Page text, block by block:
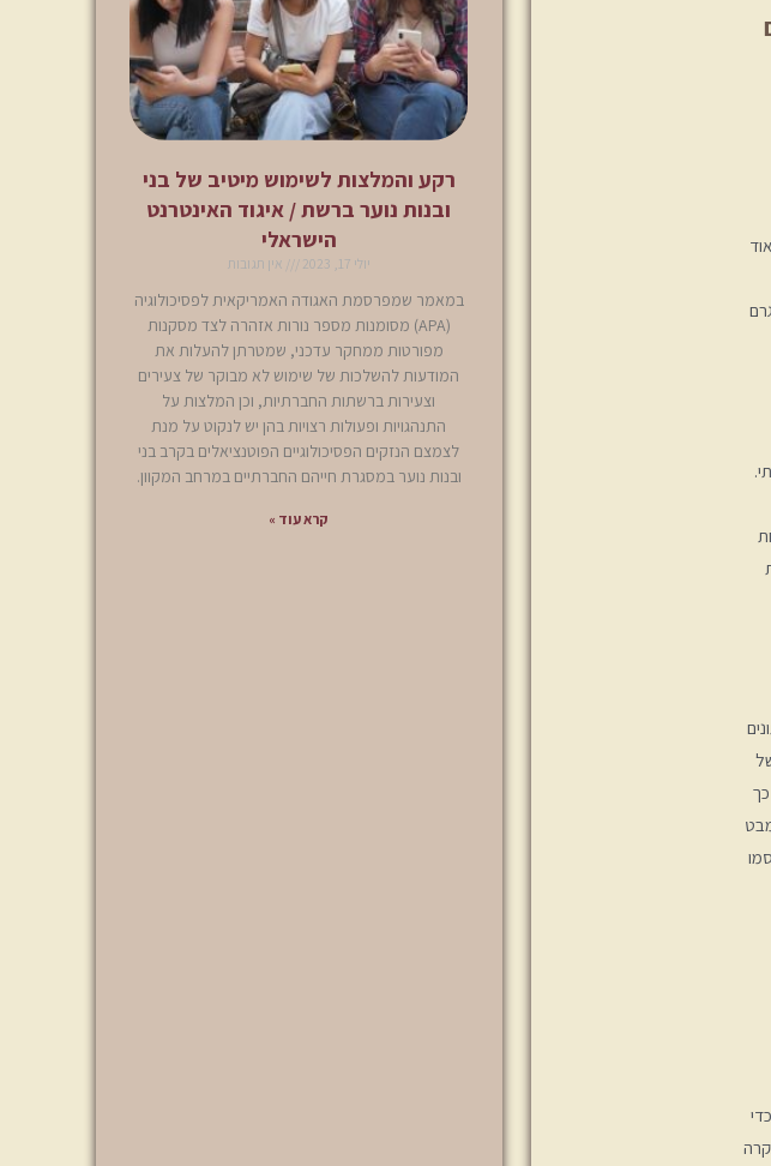
על כך
רקע והמלצות לשימוש מיטיב של בני
ובנות נוער ברשת / איגוד האינטרנט
הישראלי
יולי 17, 2023 אין תגובות
במאמר שמפרסמת האגודה האמריקאית לפסיכולוגיה
(APA) מסומנות מספר נורות אזהרה לצד מסקנות
מפורטות ממחקר עדכני, שמטרתן להעלות את
המודעות להשלכות של שימוש לא מבוקר של צעירים
וצעירות ברשתות החברתיות, וכן המלצות על
התנהגויות ופעולות רצויות בהן יש לנקוט על מנת
לצמצם הנזקים הפסיכולוגיים הפוטנציאלים בקרב בני
ובנות נוער במסגרת חייהם החברתיים במרחב המקוון.
קרא עוד »